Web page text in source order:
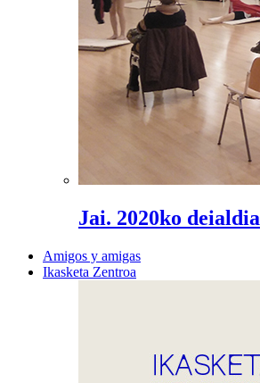
Jai. 2020ko deialdia
Amigos y amigas
Ikasketa Zentroa